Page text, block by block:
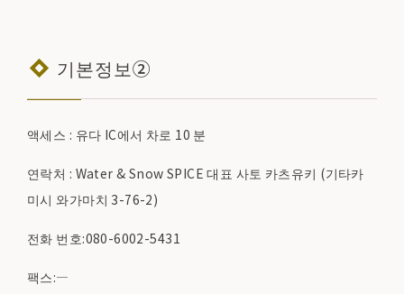
기본정보②
액세스 : 유다 IC에서 차로 10 분
연락처 : Water & Snow SPICE 대표 사토 카츠유키 (기타카
미시 와가마치 3-76-2)
전화 번호:080-6002-5431
팩스:―